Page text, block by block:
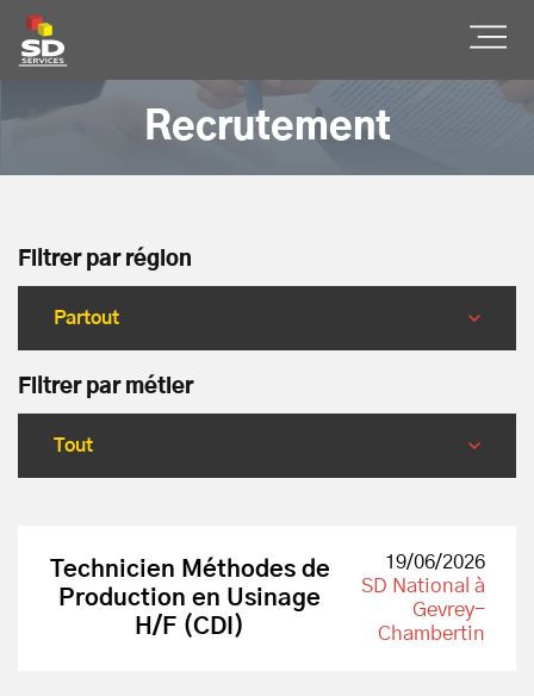
SD Services
Recrutement
Filtrer par région
Filtrer par métier
Technicien Méthodes de
Production en Usinage
H/F (CDI)
19/06/2026
SD National à
Gevrey-
Chambertin